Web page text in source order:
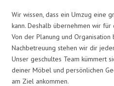
Wir wissen, dass ein Umzug eine
kann. Deshalb übernehmen wir
Von der Planung und Organisation
Nachbetreuung stehen wir dir
Unser geschultes Team kümmert
deiner Möbel und persönlichen
am Ziel ankommen.